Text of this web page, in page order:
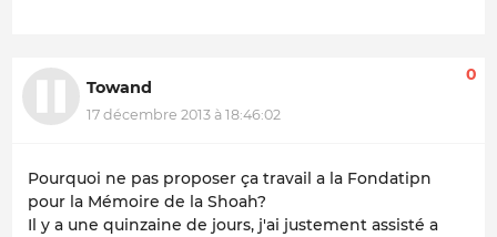
Towand
17 décembre 2013 à 18:46:02
0
Pourquoi ne pas proposer ça travail a la Fondatipn
pour la Mémoire de la Shoah?
Il y a une quinzaine de jours, j'ai justement assisté a